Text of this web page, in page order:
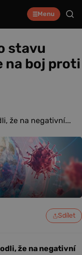
Menu
stavu
na boj proti
že na negativní...
Sdílet
že na negativní